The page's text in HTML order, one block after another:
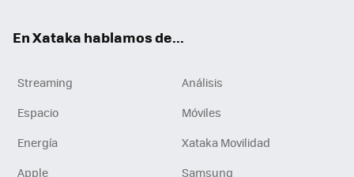
En Xataka hablamos de...
Streaming
Análisis
Espacio
Móviles
Energía
Xataka Movilidad
Apple
Samsung